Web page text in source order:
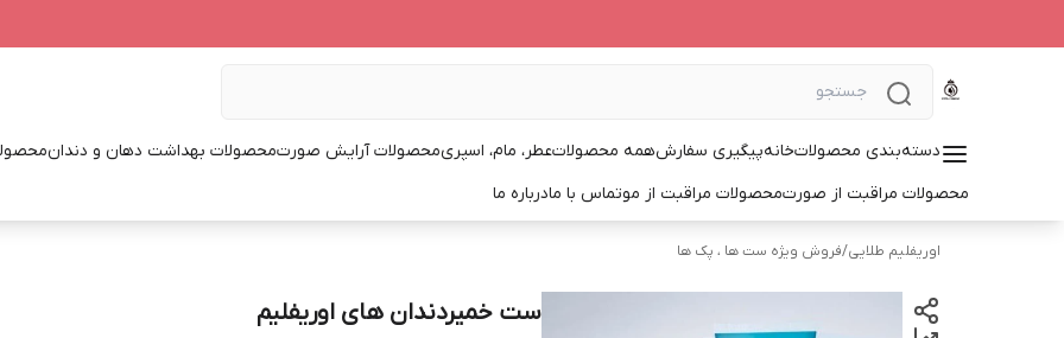
دسته‌بندی محصولاتخانهپیگیری سفارشهمه محصولاتعطر، مام، اسپریمحصولات آرایش صورتمحصولات بهداشت دهان و دندان
محصولات مراقبت از صورتمحصولات مراقبت از موتماس با مادرباره ما
اوریفلیم طلایی/فروش ویژه ست ها ، پک ها
ست خمیردندان های اوریفلیم